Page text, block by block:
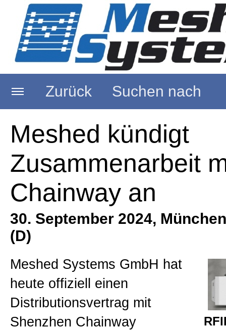
Zurück Suchen nach
Startseite
Über uns
RFID Reader
RFID Antennen
RFID Messtechnik
RFID Second Hand
Meshed kündigt
Zusammenarbeit
Chainway an
30. September 2024,
(D)
Meshed Systems GmbH hat
heute offiziell einen
Distributionsvertrag mit
Shenzhen Chainway